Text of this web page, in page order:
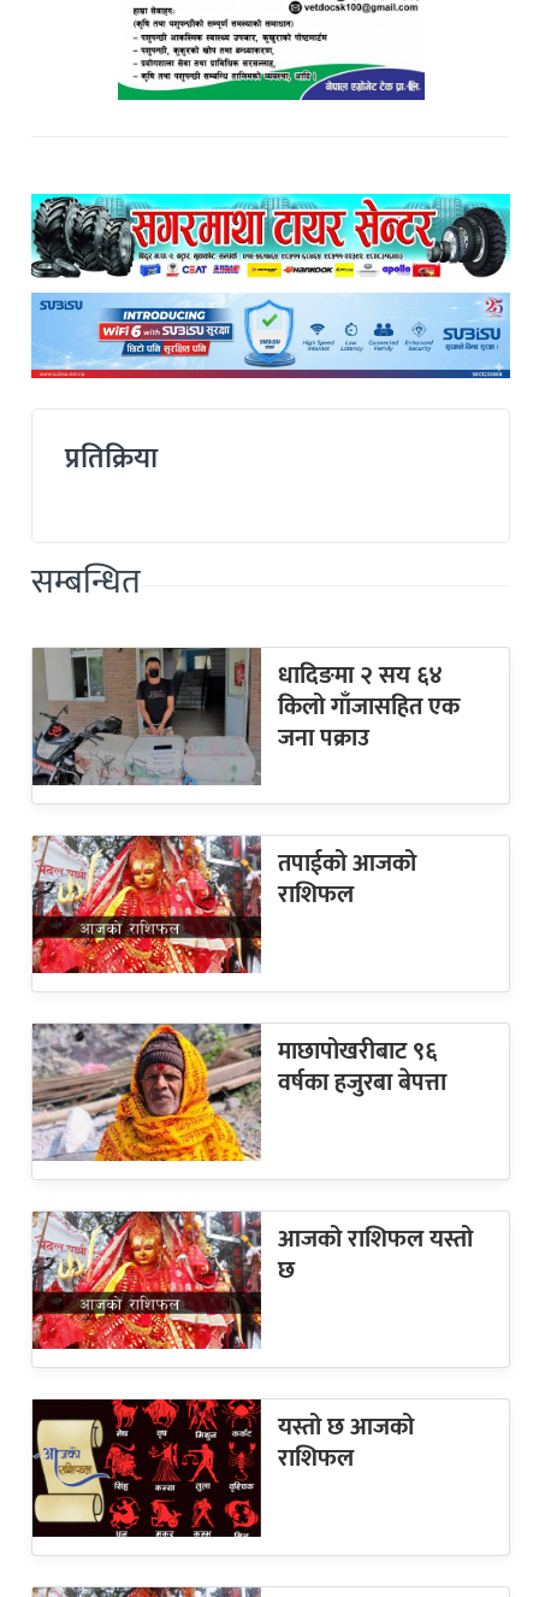
प्रतिक्रिया
सम्बन्धित
धादिङमा २ सय ६४
किलो गाँजासहित एक
जना पक्राउ
तपाईको आजको
राशिफल
माछापोखरीबाट ९६
वर्षका हजुरबा बेपत्ता
आजको राशिफल यस्तो
छ
यस्तो छ आजको
राशिफल